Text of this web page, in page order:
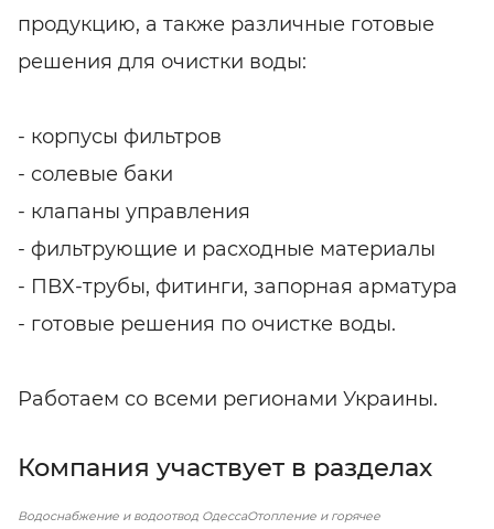
продукцию, а также различные готовые
решения для очистки воды:
- корпусы фильтров
- солевые баки
- клапаны управления
- фильтрующие и расходные материалы
- ПВХ-трубы, фитинги, запорная арматура
- готовые решения по очистке воды.
Работаем со всеми регионами Украины.
Компания участвует в разделах
Водоснабжение и водоотвод ОдессаОтопление и горячее